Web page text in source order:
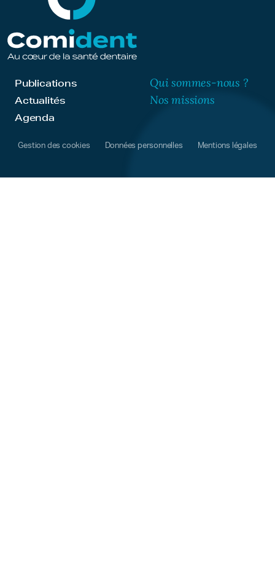
Publications
Actualités
Agenda
Qui sommes-nous ?
Nos missions
Gestion des cookies Données personnelles Mentions légales